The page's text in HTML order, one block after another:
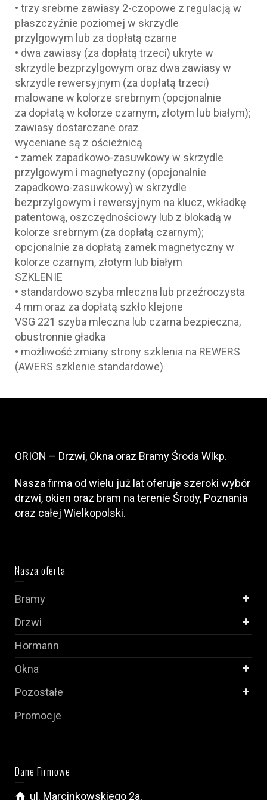
• trzy srebrne zawiasy 2-czopowe z regulacją w
płaszczyźnie poziomej w skrzydle
przylgowym lub za dopłatą czarne
• dwa zawiasy (za dopłatą trzeci) ukryte w
skrzydle bezprzylgowym oraz dwa zawiasy w
skrzydle rewersyjnym (za dopłatą trzeci)
malowane w kolorze srebrnym (opcjonalnie
za dopłatą w kolorze czarnym, złotym lub białym);
zawiasy dostarczane oraz
wyceniane są z ościeżnicą
• zamek zapadkowo-zasuwkowy w skrzydle
przylgowym i magnetyczny (opcjonalnie
zapadkowo-zasuwkowy) w skrzydle
bezprzylgowym i rewersyjnym na klucz, wkładkę
patentową, oszczędnościowy lub z blokadą w
kolorze srebrnym (za dopłatą czarnym);
opcjonalnie za dopłatą zamek magnetyczny w
kolorze czarnym, złotym lub białym
SZKLENIE
• standardowo szyba mleczna lub przeźroczysta
4 mm oraz za dopłatą szkło klejone
VSG 221 szyba mleczna lub czarna bezpieczna,
obustronnie gładka
• możliwość zmiany strony szklenia na REWERS
(AWERS szklenie standardowe)
ORION – Drzwi, Okna oraz Bramy Środa Wlkp.
Nasza firma od wielu już lat oferuje szeroki wybór
drzwi, okien oraz bram na terenie Środy, Poznania
oraz całej Wielkopolski.
Nasza oferta
Bramy
Drzwi
Hormann
Okna
Pozostałe
Promocje
Dane Firmowe
ul. Marcinkowskiego 2a,